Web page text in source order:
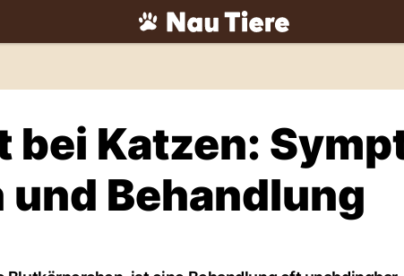
tiere.NAU.ch
bei Katzen:
und Behandlung